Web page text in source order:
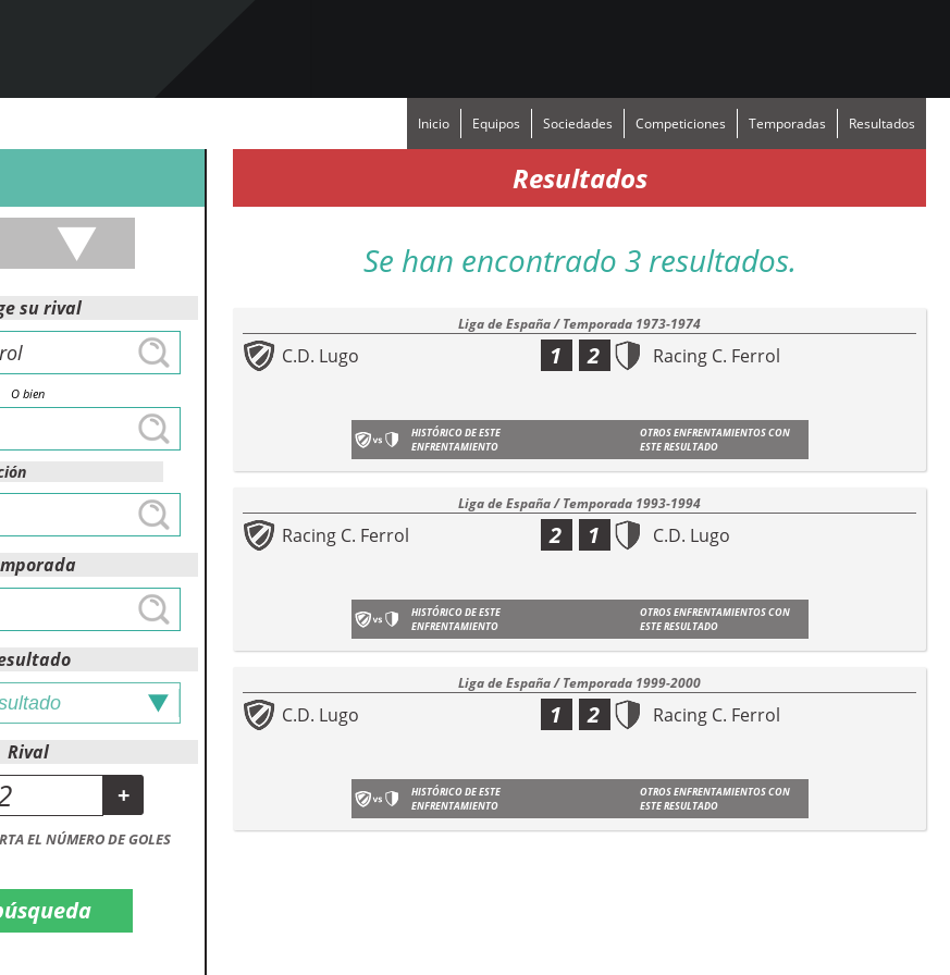
Inicio Equipos Sociedades Competiciones Temporadas Resultados
su rival
O bien
Rival
+
EL NÚMERO DE GOLES
Resultados
Se han encontrado 3 resultados.
Liga de España / Temporada 1973-1974
C.D. Lugo 1 Racing C. Ferrol
2
HISTÓRICO DE ESTE
ENFRENTAMIENTO
OTROS ENFRENTAMIENTOS CON
ESTE RESULTADO
Liga de España / Temporada 1993-1994
Racing C. Ferrol 2 C.D. Lugo
1
HISTÓRICO DE ESTE
ENFRENTAMIENTO
OTROS ENFRENTAMIENTOS CON
ESTE RESULTADO
Liga de España / Temporada 1999-2000
C.D. Lugo 1 Racing C. Ferrol
2
HISTÓRICO DE ESTE
ENFRENTAMIENTO
OTROS ENFRENTAMIENTOS CON
ESTE RESULTADO